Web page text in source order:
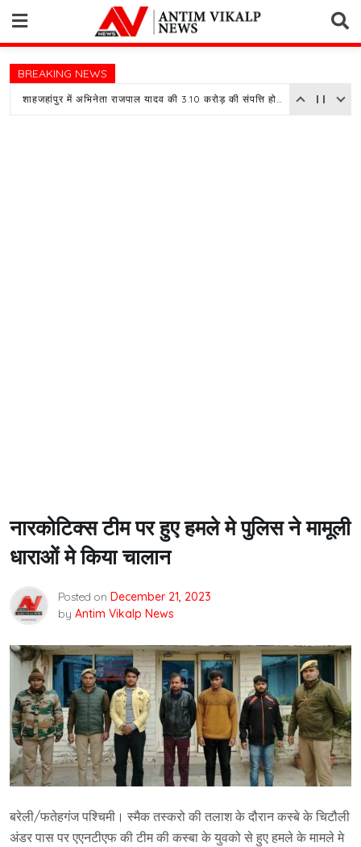
content
BREAKING NEWS
शाहजहांपुर में अभिनेता राजपाल यादव की 3.10 करोड़ की संपत्ति होगी नीलाम, बैंक ने चस्पा किया नोटिस
नारकोटिक्स टीम पर हुए हमले मे पुलिस ने मामूली
धाराओं मे किया चालान
Posted on December 21, 2023
by Antim Vikalp News
बरेली/फतेहगंज पश्चिमी। स्मैक तस्करो की तलाश के दौरान कस्बे के चिटौली
अंडर पास पर एएनटीएफ की टीम की कस्बा के युवको से हुए हमले के मामले मे